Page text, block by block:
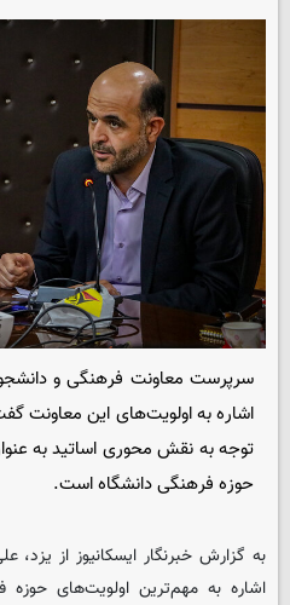
سرپرست معاونت فرهنگی و
اشاره به اولویت‌های این معاونت
توجه به نقش محوری اساتید به
حوزه فرهنگی دانشگاه است.
به گزارش خبرنگار ایسکانیوزاز یزد،
اشاره به مهم‌ترین اولویت‌های حوزه